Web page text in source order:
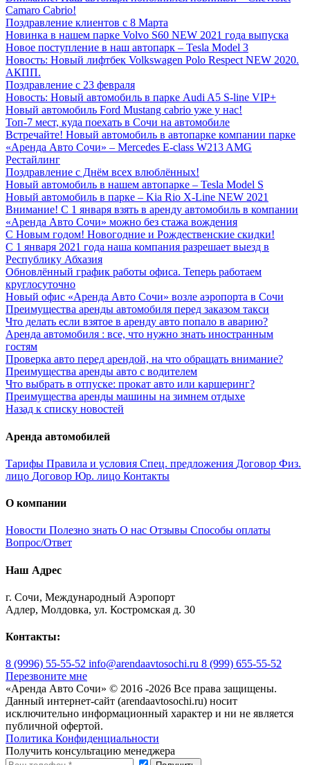
Camaro Cabrio!
Поздравление клиентов с 8 Марта
Новинка в нашем парке Volvo S60 NEW 2021 года выпуска
Новое поступление в наш автопарк – Tesla Model 3
Новость: Новый лифтбек Volkswagen Polo Respect NEW 2020.
АКПП.
Поздравление с 23 февраля
Новость: Новый автомобиль в парке Audi A5 S-line VIP+
Новый автомобиль Ford Mustang cabrio уже у нас!
Топ-7 мест, куда поехать в Сочи на автомобиле
Встречайте! Новый автомобиль в автопарке компании парке
«Аренда Авто Сочи» – Mercedes E-class W213 AMG
Рестайлинг
Поздравление с Днём всех влюблённых!
Новый автомобиль в нашем автопарке – Tesla Model S
Новый автомобиль в парке – Kia Rio Х-Line NEW 2021
Внимание! С 1 января взять в аренду автомобиль в компании
«Аренда Авто Сочи» можно без стажа вождения
С Новым годом! Новогодние и Рождественские скидки!
С 1 января 2021 года наша компания разрешает выезд в
Республику Абхазия
Обновлённый график работы офиса. Теперь работаем
круглосуточно
Новый офис «Аренда Авто Сочи» возле аэропорта в Сочи
Преимущества аренды автомобиля перед заказом такси
Что делать если взятое в аренду авто попало в аварию?
Аренда автомобиля : все, что нужно знать иностранным
гостям
Проверка авто перед арендой, на что обращать внимание?
Преимущества аренды авто с водителем
Что выбрать в отпуске: прокат авто или каршеринг?
Преимущества аренды машины на зимнем отдыхе
Назад к списку новостей
Аренда автомобилей
Тарифы Правила и условия Спец. предложения Договор Физ.
лицо Договор Юр. лицо Контакты
О компании
Новости Полезно знать О нас Отзывы Способы оплаты
Вопрос/Ответ
Наш Адрес
г. Сочи, Международный Аэропорт
Адлер, Молдовка, ул. Костромская д. 30
Контакты:
8 (9996) 55-55-52 info@arendaavtosochi.ru 8 (999) 655-55-52
Перезвоните мне
«Аренда Авто Сочи» © 2016 -2026 Все права защищены.
Данный интернет-сайт (arendaavtosochi.ru) носит
исключительно информационный характер и ни не является
публичной офертой.
Политика Конфиденциальности
Получить консультацию менеджера